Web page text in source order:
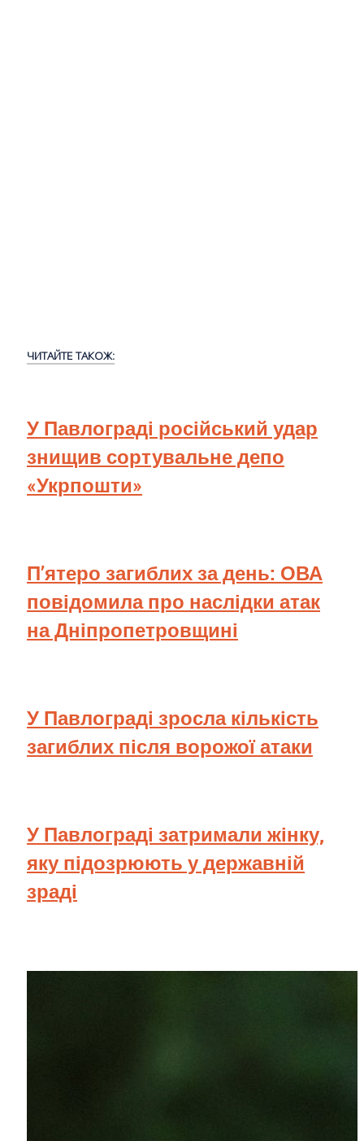
ЧИТАЙТЕ ТАКОЖ:
У Павлограді російський удар
знищив сортувальне депо
«Укрпошти»
П’ятеро загиблих за день: ОВА
повідомила про наслідки атак
на Дніпропетровщині
У Павлограді зросла кількість
загиблих після ворожої атаки
У Павлограді затримали жінку,
яку підозрюють у державній
зраді